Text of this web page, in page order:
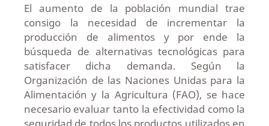
El aumento de la población mundial trae
consigo la necesidad de incrementar la
producción de alimentos y por ende la
búsqueda de alternativas tecnológicas para
satisfacer dicha demanda. Según la
Organización de las Naciones Unidas para la
Alimentación y la Agricultura (FAO), se hace
necesario evaluar tanto la efectividad como la